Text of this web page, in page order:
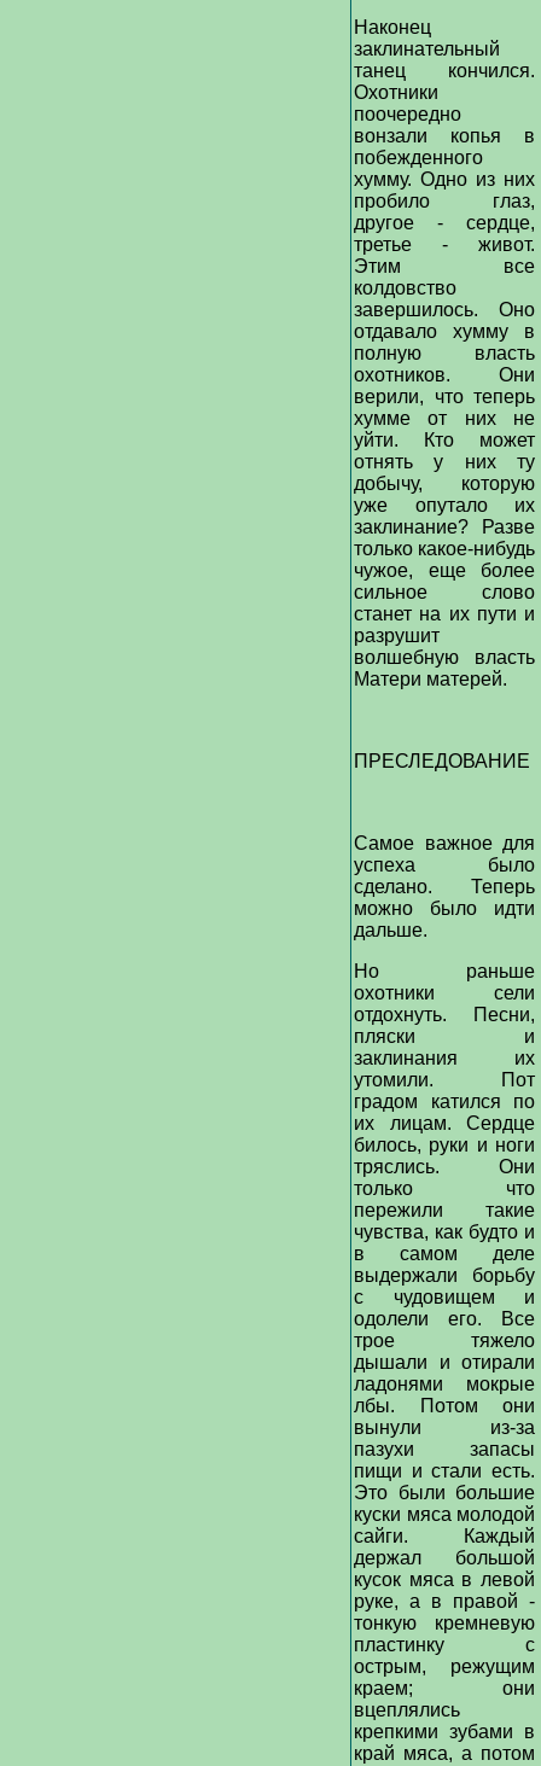
Наконец
заклинательный
танец кончился.
Охотники
поочередно
вонзали копья в
побежденного
хумму. Одно из них
пробило глаз,
другое - сердце,
третье - живот.
Этим все
колдовство
завершилось. Оно
отдавало хумму в
полную власть
охотников. Они
верили, что теперь
хумме от них не
уйти. Кто может
отнять у них ту
добычу, которую
уже опутало их
заклинание? Разве
только какое-нибудь
чужое, еще более
сильное слово
станет на их пути и
разрушит
волшебную власть
Матери матерей.
ПРЕСЛЕДОВАНИЕ
Самое важное для
успеха было
сделано. Теперь
можно было идти
дальше.
Но раньше
охотники сели
отдохнуть. Песни,
пляски и
заклинания их
утомили. Пот
градом катился по
их лицам. Сердце
билось, руки и ноги
тряслись. Они
только что
пережили такие
чувства, как будто и
в самом деле
выдержали борьбу
с чудовищем и
одолели его. Все
трое тяжело
дышали и отирали
ладонями мокрые
лбы. Потом они
вынули из-за
пазухи запасы
пищи и стали есть.
Это были большие
куски мяса молодой
сайги. Каждый
держал большой
кусок мяса в левой
руке, а в правой -
тонкую кремневую
пластинку с
острым, режущим
краем; они
вцеплялись
крепкими зубами в
край мяса, а потом